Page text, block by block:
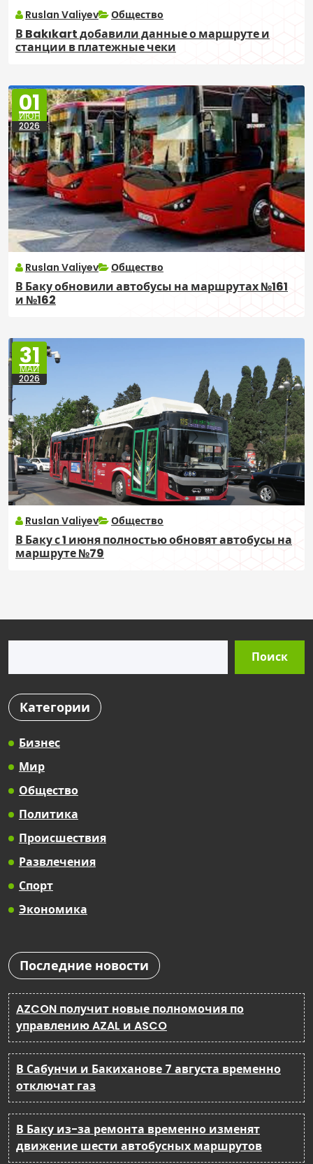
Ruslan Valiyev Общество
В Bakıkart добавили данные о маршруте и
станции в платежные чеки
01
ИЮН
2026
Ruslan Valiyev Общество
В Баку обновили автобусы на маршрутах №161
и №162
31
МАЙ
2026
Ruslan Valiyev Общество
В Баку с 1 июня полностью обновят автобусы на
маршруте №79
Поиск
Категории
Бизнес
Мир
Общество
Политика
Происшествия
Развлечения
Спорт
Экономика
Последние новости
AZCON получит новые полномочия по
управлению AZAL и ASCO
В Сабунчи и Бакиханове 7 августа временно
отключат газ
В Баку из-за ремонта временно изменят
движение шести автобусных маршрутов